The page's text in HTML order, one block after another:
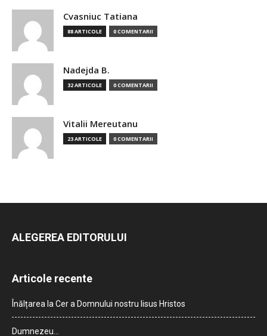
Cvasniuc Tatiana
88 ARTICOLE 0 COMENTARII
Nadejda B.
32 ARTICOLE 0 COMENTARII
Vitalii Mereutanu
23 ARTICOLE 0 COMENTARII
ALEGEREA EDITORULUI
Articole recente
Înălțarea la Cer a Domnului nostru Iisus Hristos
Dumnezeu…